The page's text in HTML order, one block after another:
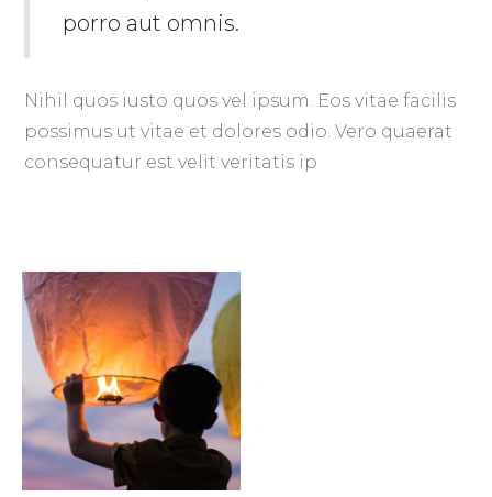
porro aut omnis.
Nihil quos iusto quos vel ipsum. Eos vitae facilis
possimus ut vitae et dolores odio. Vero quaerat
consequatur est velit veritatis ip